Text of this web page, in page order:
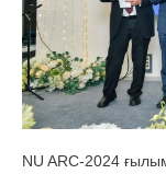
NU ARC-2024